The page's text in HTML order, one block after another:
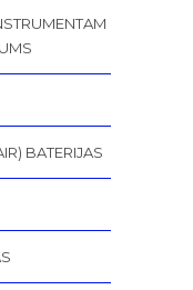
BATERIJAS